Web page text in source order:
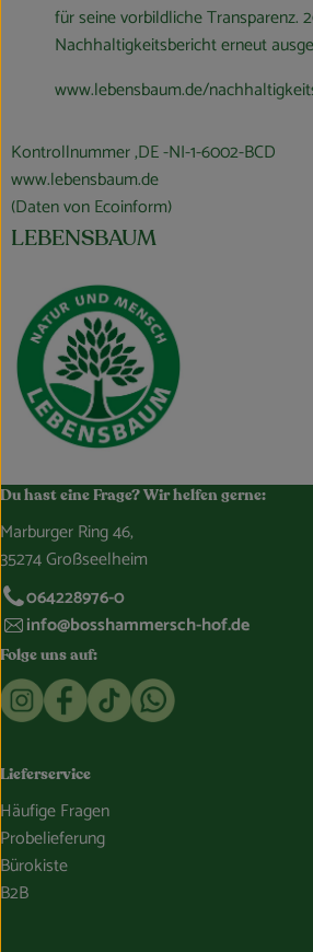
für seine vorbildliche Transparenz.
Nachhaltigkeitsbericht erneut
www.lebensbaum.de/
Kontrollnummer ,DE -NI-1-6002-BCD
www.lebensbaum.de
(Daten von Ecoinform)
LEBENSBAUM
Du hast eine Frage? Wir helfen gerne:
Marburger Ring 46,
35274 Großseelheim
064228976-0
info@bosshammersch-hof.de
Folge uns auf:
Externer Link zu https://
Externer Link zu https://
Externer Link zu https://
Externer Link zu
Lieferservice
Häufige Fragen
Probelieferung
Bürokiste
B2B